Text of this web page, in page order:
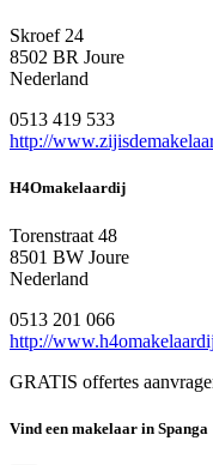
Skroef 24
8502 BR Joure
Nederland
0513 419 533
http://
H4Omakelaardij
Torenstraat 48
8501 BW Joure
Nederland
0513 201 066
http://
GRATIS offertes
Vind een makelaar in Spanga